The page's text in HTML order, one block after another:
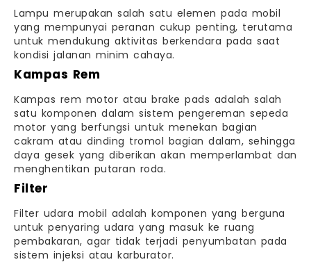
Lampu merupakan salah satu elemen pada mobil
yang mempunyai peranan cukup penting, terutama
untuk mendukung aktivitas berkendara pada saat
kondisi jalanan minim cahaya.
Kampas Rem
Kampas rem motor atau brake pads adalah salah
satu komponen dalam sistem pengereman sepeda
motor yang berfungsi untuk menekan bagian
cakram atau dinding tromol bagian dalam, sehingga
daya gesek yang diberikan akan memperlambat dan
menghentikan putaran roda.
Filter
Filter udara mobil adalah komponen yang berguna
untuk penyaring udara yang masuk ke ruang
pembakaran, agar tidak terjadi penyumbatan pada
sistem injeksi atau karburator.